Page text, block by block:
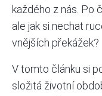
každého z nás. Po
ale jak si nechat
vnějších překážek?
V tomto článku si
složitá životní